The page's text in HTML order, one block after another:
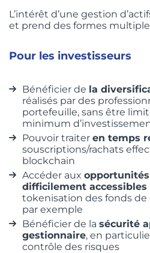
L’intérêt d’une gestion
et prend des formes
Pour les investisseurs
Bénéficier de la
réalisés par des
portefeuille, sans être
minimum
Pouvoir traiter en temps
souscriptions/rachats
blockchain
Accéder aux opportunités
difficilement accessibles
tokenisation des fonds
par exemple
Bénéficier de la sécurité
gestionnaire, en
contrôle des risques